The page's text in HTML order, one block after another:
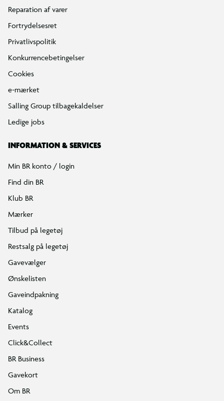
Reparation af varer
Fortrydelsesret
Privatlivspolitik
Konkurrencebetingelser
Cookies
e-mærket
Salling Group tilbagekaldelser
Ledige jobs
INFORMATION & SERVICES
Min BR konto / login
Find din BR
Klub BR
Mærker
Tilbud på legetøj
Restsalg på legetøj
Gavevælger
Ønskelisten
Gaveindpakning
Katalog
Events
Click&Collect
BR Business
Gavekort
Om BR